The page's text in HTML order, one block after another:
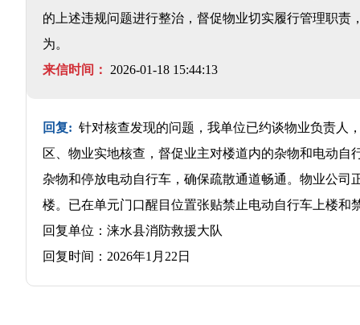
的上述违规问题进行整治，督促物业切实履行管理职
为。
来信时间：
2026-01-18 15:44:13
回复: 针对核查发现的问题，我单位已约谈物业负责人
区、物业实地核查，督促业主对楼道内的杂物和电动
杂物和停放电动自行车，确保疏散通道畅通。物业公
楼。已在单元门口醒目位置张贴禁止电动自行车上楼
回复单位：涞水县消防救援大队
回复时间：2026年1月22日